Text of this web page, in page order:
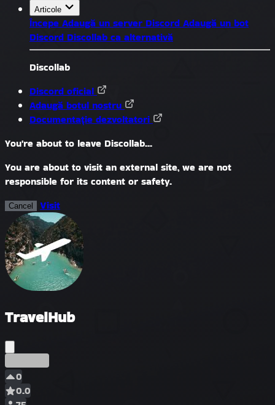
Articole
Începe Adaugă un server Discord Adaugă un bot
Discord Discollab ca alternativă
Discollab
Discord oficial
Adaugă botul nostru
Documentație dezvoltatori
You're about to leave Discollab...
You are about to visit an external site, we are not
responsible for its content or safety.
Cancel Visit
TravelHub
0
0.0